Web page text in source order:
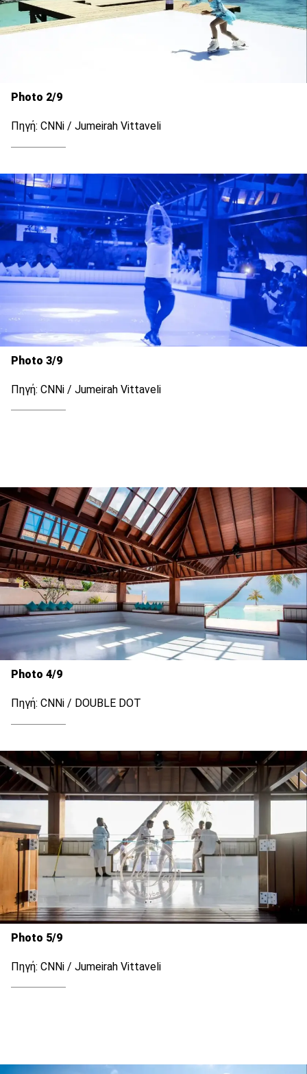
Photo 2/9
Πηγή: CNNi / Jumeirah Vittaveli
Photo 3/9
Πηγή: CNNi / Jumeirah Vittaveli
Photo 4/9
Πηγή: CNNi / DOUBLE DOT
Photo 5/9
Πηγή: CNNi / Jumeirah Vittaveli